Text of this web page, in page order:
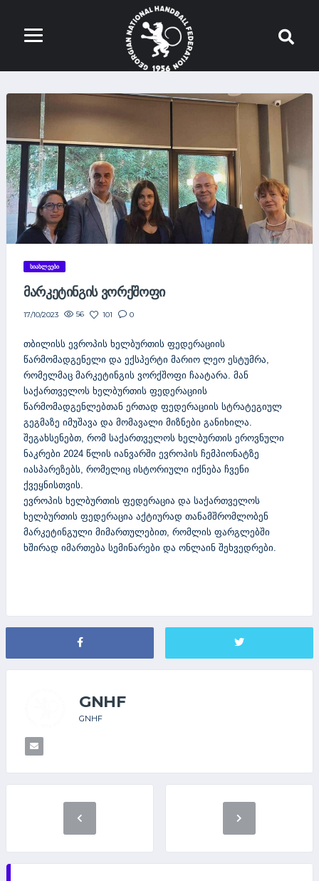
ᲡᲘᲐᲮᲚᲔᲔᲑᲘ
ᲛᲐᲠᲙᲔᲢᲘᲜᲒᲘᲡ ᲕᲝᲠᲥᲨᲝᲤᲘ
17/10/2023 56 101 0
თბილისს ევროპის ხელბურთის ფედერაციის
წარმომადგენელი და ექსპერტი მარიო ლეო ესტუმრა,
რომელმაც მარკეტინგის ვორქშოფი ჩაატარა. მან
საქართველოს ხელბურთის ფედერაციის
წარმომადგენლებთან ერთად ფედერაციის სტრატეგიულ
გეგმაზე იმუშავა და მომავალი მიზნები განიხილა.
შეგახსენებთ, რომ საქართველოს ხელბურთის ეროვნული
ნაკრები 2024 წლის იანვარში ევროპის ჩემპიონატზე
იასპარეზებს, რომელიც ისტორიული იქნება ჩვენი
ქვეყნისთვის.
ევროპის ხელბურთის ფედერაცია და საქართველოს
ხელბურთის ფედერაცია აქტიურად თანამშრომლობენ
მარკეტინგული მიმართულებით, რომლის ფარგლებში
ხშირად იმართება სემინარები და ონლაინ შეხვედრები.
GNHF
GNHF